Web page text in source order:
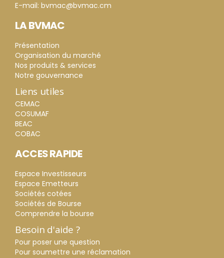
E-mail: bvmac@bvmac.cm
LA BVMAC
Présentation
Organisation du marché
Nos produits & services
Notre gouvernance
Liens utiles
CEMAC
COSUMAF
BEAC
COBAC
ACCES RAPIDE
Espace Investisseurs
Espace Emetteurs
Sociétés cotées
Sociétés de Bourse
Comprendre la bourse
Besoin d'aide ?
Pour poser une question
Pour soumettre une réclamation